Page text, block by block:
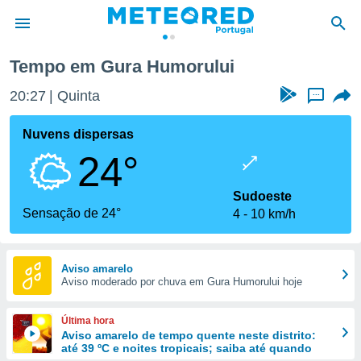
da
foi
fornecidas
a este
das
e
forma
digital
Tempo em Gura Humorului
20:27 Quinta ...
Nuvens dispersas
24°
Sensação de 24°
Sudoeste
4
10 km/h
Aviso amarelo
Aviso moderado por chuva em Gura Humorului hoje
Última hora
Aviso amarelo de tempo quente neste distrito:
até 39 ºC e noites tropicais; saiba até quando